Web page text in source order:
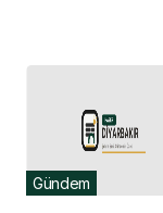
Gündem